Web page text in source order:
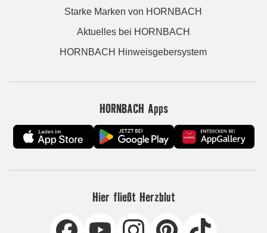
Starke Marken von HORNBACH
Aktuelles bei HORNBACH
HORNBACH Hinweisgebersystem
HORNBACH Apps
Hier fließt Herzblut